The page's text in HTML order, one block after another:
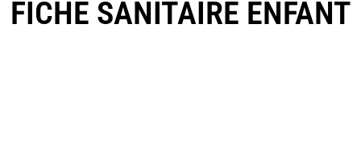
FICHE SANITAIRE ENFANT